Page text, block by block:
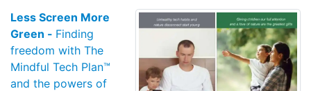
Less Screen More
Green - Finding
freedom with The
Mindful Tech Plan™
and the powers of